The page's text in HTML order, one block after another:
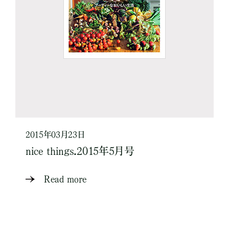
2015年03月23日
nice things.2015年5月号
Read more